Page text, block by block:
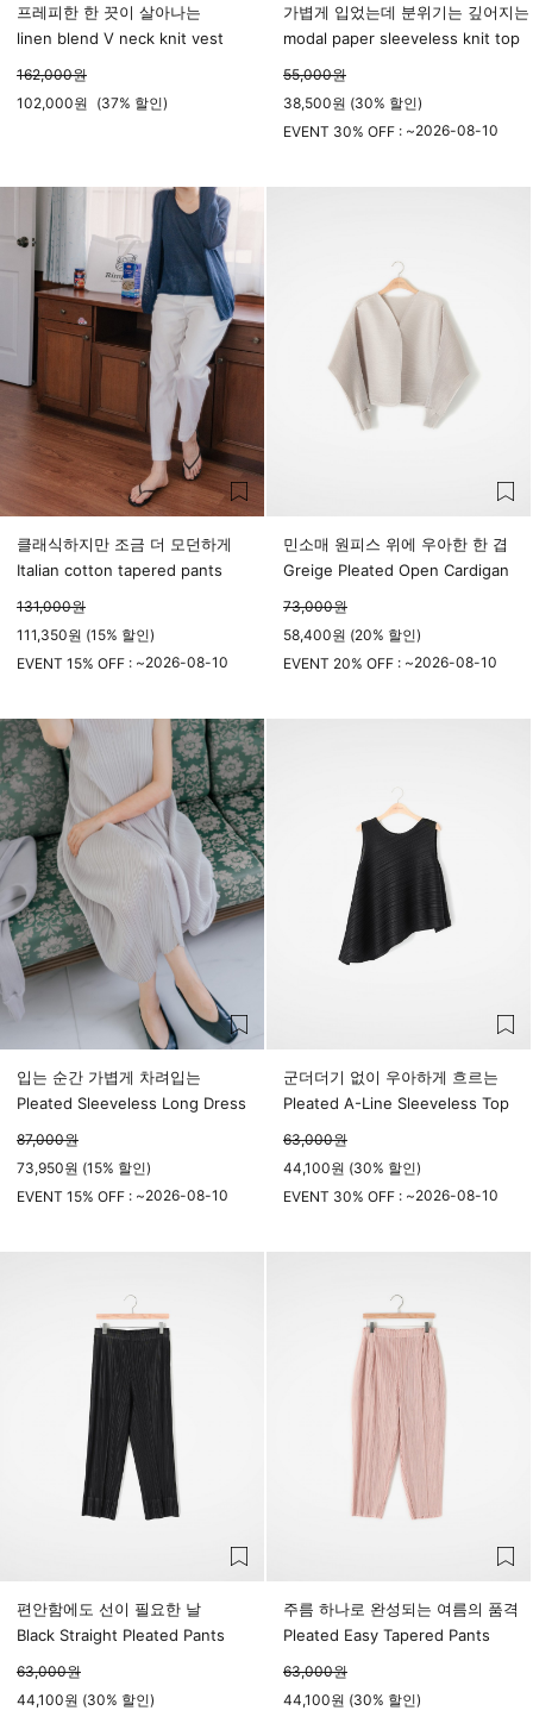
프레피한 한 끗이 살아나는
linen blend V neck knit vest
162,000원
102,000원 (37% 할인)
가볍게 입었는데 분위기는 깊어지는
modal paper sleeveless knit top
55,000원
38,500원 (30% 할인)
EVENT 30% OFF : ~2026-08-10
클래식하지만 조금 더 모던하게
Italian cotton tapered pants
131,000원
111,350원 (15% 할인)
EVENT 15% OFF : ~2026-08-10
민소매 원피스 위에 우아한 한 겹
Greige Pleated Open Cardigan
73,000원
58,400원 (20% 할인)
EVENT 20% OFF : ~2026-08-10
입는 순간 가볍게 차려입는
Pleated Sleeveless Long Dress
87,000원
73,950원 (15% 할인)
EVENT 15% OFF : ~2026-08-10
군더더기 없이 우아하게 흐르는
Pleated A-Line Sleeveless Top
63,000원
44,100원 (30% 할인)
EVENT 30% OFF : ~2026-08-10
편안함에도 선이 필요한 날
Black Straight Pleated Pants
63,000원
44,100원 (30% 할인)
주름 하나로 완성되는 여름의 품격
Pleated Easy Tapered Pants
63,000원
44,100원 (30% 할인)